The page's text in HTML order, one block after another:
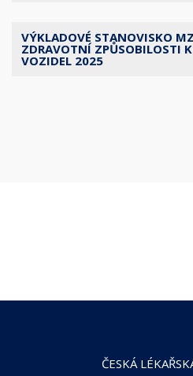
VÝKLADOVÉ STANOVISKO
ZDRAVOTNÍ ZPŮSOBILOSTI
VOZIDEL 2025
ČESKÁ